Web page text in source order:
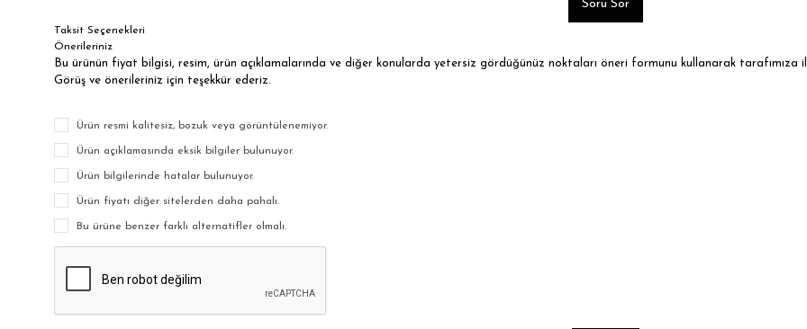
Soru Sor
Taksit Seçenekleri
Önerileriniz
Bu ürünün fiyat bilgisi, resim, ürün açıklamalarında ve diğer konularda yetersiz gördüğünüz noktaları öneri formunu kullanarak tarafımıza
Görüş ve önerileriniz için teşekkür ederiz.
Ürün resmi kalitesiz, bozuk veya görüntülenemiyor.
Ürün açıklamasında eksik bilgiler bulunuyor.
Ürün bilgilerinde hatalar bulunuyor.
Ürün fiyatı diğer sitelerden daha pahalı.
Bu ürüne benzer farklı alternatifler olmalı.